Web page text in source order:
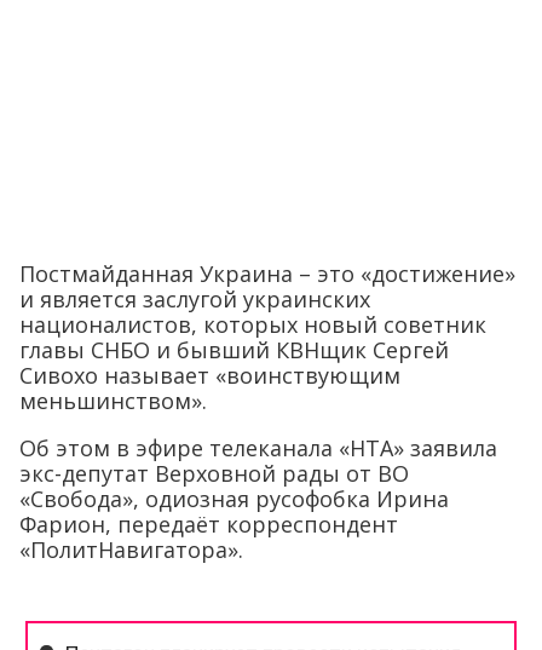
Постмайданная Украина – это «достижение»
и является заслугой украинских
националистов, которых новый советник
главы СНБО и бывший КВНщик Сергей
Сивохо называет «воинствующим
меньшинством».
Об этом в эфире телеканала «НТА» заявила
экс-депутат Верховной рады от ВО
«Свобода», одиозная русофобка Ирина
Фарион, передаёт корреспондент
«ПолитНавигатора».